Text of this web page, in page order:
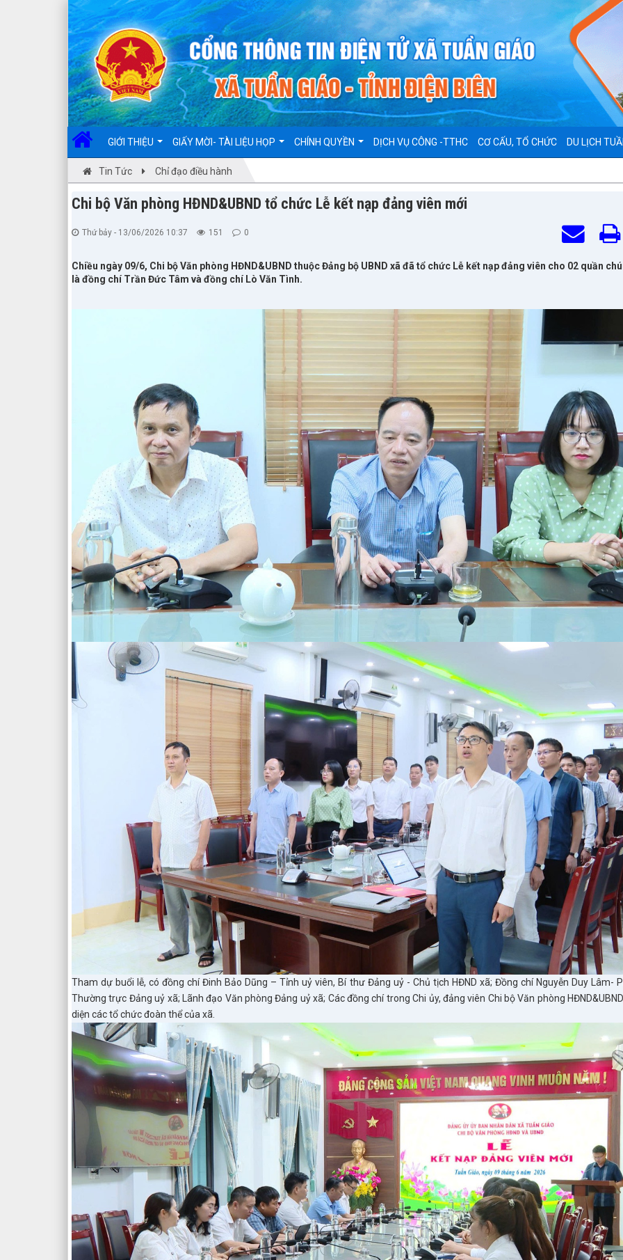
GIỚI THIỆU GIẤY MỜI- TÀI LIỆU HỌP CHÍNH QUYỀN DỊCH VỤ CÔNG -TTHC CƠ CẤU, TỔ CHỨC DU LỊCH
Tin Tức Chỉ đạo điều hành
Chi bộ Văn phòng HĐND&UBND tổ chức Lễ kết nạp đảng viên mới
Thứ bảy - 13/06/2026 10:37 151 0
Chiều ngày 09/6, Chi bộ Văn phòng HĐND&UBND thuộc Đảng bộ UBND xã đã tổ chức Lễ kết nạp đảng viên cho 02 quần
là đồng chí Trần Đức Tâm và đồng chí Lò Văn Tình.
Tham dự buổi lễ, có đồng chí Đinh Bảo Dũng – Tỉnh uỷ viên, Bí thư Đảng uỷ - Chủ tịch HĐND xã; Đồng chí Nguyễn Duy Lâm-
Thường trực Đảng uỷ xã; Lãnh đạo Văn phòng Đảng uỷ xã; Các đồng chí trong Chi ủy, đảng viên Chi bộ Văn phòng
diện các tổ chức đoàn thể của xã.
Đã kết nối EMC